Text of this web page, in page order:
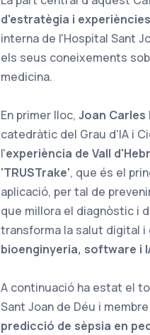
d'estratègia i
interna de l'Hospital Sant
els seus coneixements
medicina.
En primer lloc, Joan Carles
catedràtic del Grau d'IA i
l'experiència de Vall
'TRUSTrake', que és el
aplicació, per tal de
que millora el diagnòstic i
transforma la salut digital
bioenginyeria, software i
A continuació ha estat el
Sant Joan de Déu i
predicció de sèpsia en